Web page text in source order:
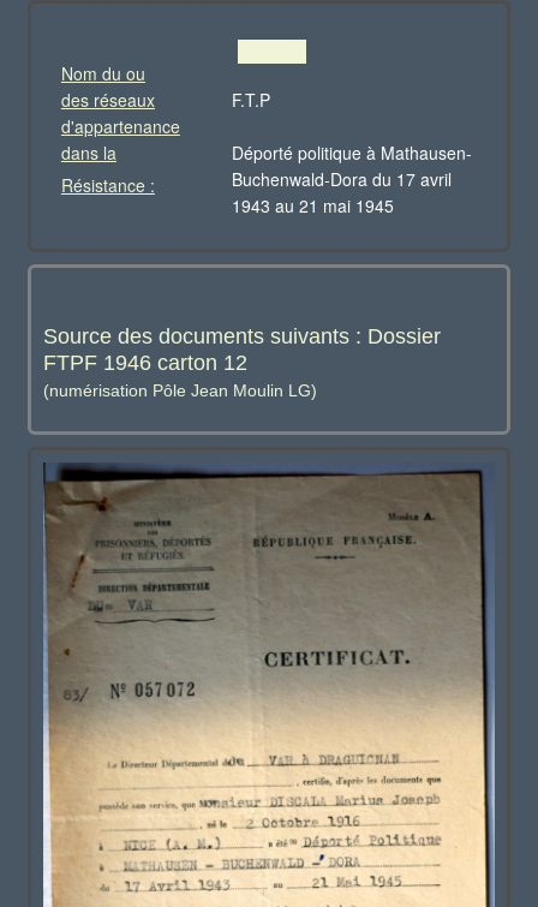
Nom du ou
des réseaux
d'appartenance
dans la
Résistance :
F.T.P
Déporté politique à Mathausen-
Buchenwald-Dora du 17 avril
1943 au 21 mai 1945
Source des documents suivants : Dossier
FTPF 1946 carton 12
(numérisation Pôle Jean Moulin LG)